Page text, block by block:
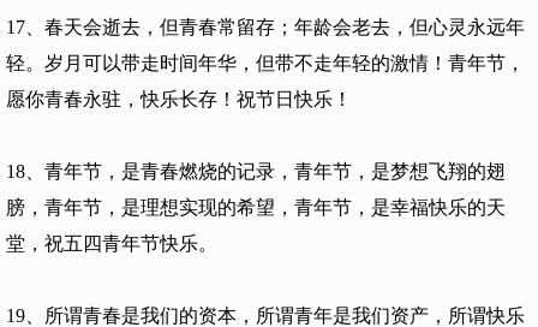
17、春天会逝去，但青春常留存；年龄会老去，但心灵永远年
轻。岁月可以带走时间年华，但带不走年轻的激情！青年节，
愿你青春永驻，快乐长存！祝节日快乐！
18、青年节，是青春燃烧的记录，青年节，是梦想飞翔的翅
膀，青年节，是理想实现的希望，青年节，是幸福快乐的天
堂，祝五四青年节快乐。
19、所谓青春是我们的资本，所谓青年是我们资产，所谓快乐